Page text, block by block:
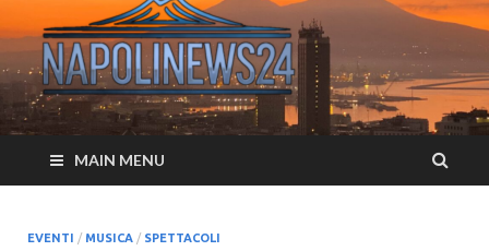
–
Napoli
Notizie sulla citta di
Napoli e Campania
Eventi, Sport
MAIN MENU
EVENTI / MUSICA / SPETTACOLI